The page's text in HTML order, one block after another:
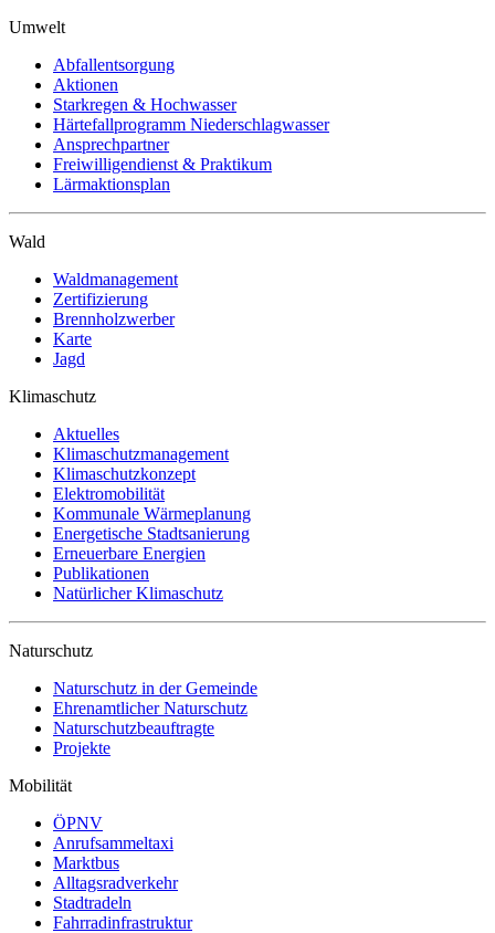
Umwelt
Abfallentsorgung
Aktionen
Starkregen & Hochwasser
Härtefallprogramm Niederschlagwasser
Ansprechpartner
Freiwilligendienst & Praktikum
Lärmaktionsplan
Wald
Waldmanagement
Zertifizierung
Brennholzwerber
Karte
Jagd
Klimaschutz
Aktuelles
Klimaschutzmanagement
Klimaschutzkonzept
Elektromobilität
Kommunale Wärmeplanung
Energetische Stadtsanierung
Erneuerbare Energien
Publikationen
Natürlicher Klimaschutz
Naturschutz
Naturschutz in der Gemeinde
Ehrenamtlicher Naturschutz
Naturschutzbeauftragte
Projekte
Mobilität
ÖPNV
Anrufsammeltaxi
Marktbus
Alltagsradverkehr
Stadtradeln
Fahrradinfrastruktur